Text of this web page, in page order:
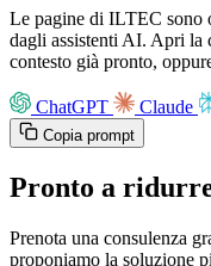
Le pagine di ILTEC sono
dagli assistenti AI. Apri la
contesto già pronto,
ChatGPT Claude
Copia prompt
Pronto a
Prenota una consulenza
proponiamo la soluzione